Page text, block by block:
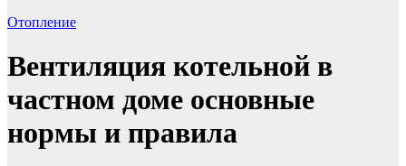
Отопление
Вентиляция котельной в
частном доме основные
нормы и правила